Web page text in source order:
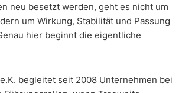
neu besetzt werden, geht es nicht um
um Wirkung, Stabilität und Passung
hier beginnt die eigentliche
begleitet seit 2008 Unternehmen bei